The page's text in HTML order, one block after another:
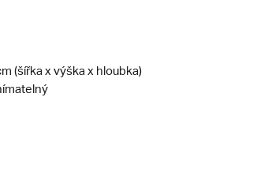
(šířka x výška x hloubka)